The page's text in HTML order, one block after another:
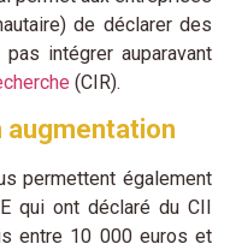
de déclarer des
intégrer auparavant
(CIR).
augmentation
permettent également
qui ont déclaré du CII
entre 10 000 euros et